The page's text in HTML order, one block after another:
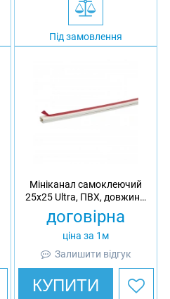
Під замовлення
Мініканал самоклеючий
25х25 Ultra, ПВХ, довжина
договірна
ціна за 1м
Залишити відгук
КУПИТИ